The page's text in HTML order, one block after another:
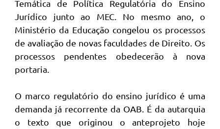
Temática de Política Regulatória do Ensino
Jurídico junto ao MEC. No mesmo ano, o
Ministério da Educação congelou os processos
de avaliação de novas faculdades de Direito. Os
processos pendentes obedecerão à nova
portaria.
O marco regulatório do ensino jurídico é uma
demanda já recorrente da OAB. É da autarquia
o texto que originou o anteprojeto hoje